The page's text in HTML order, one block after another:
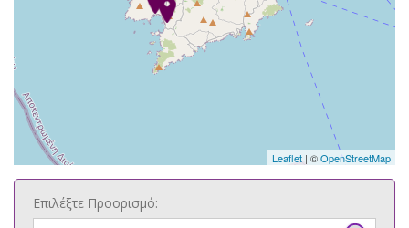
Leaflet | ©OpenStreetMap
Επιλέξτε Προορισμό: